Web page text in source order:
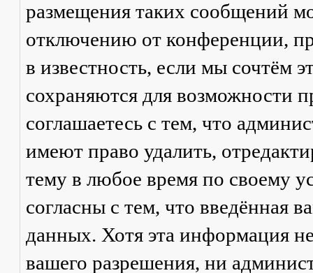
размещения таких сообщений
отключению от конференции,
в известность, если мы сочтём
сохраняются для возможности
соглашаетесь с тем, что
имеют право удалить,
тему в любое время по своему
согласны с тем, что введённая
данных. Хотя эта информация
вашего разрешения, ни